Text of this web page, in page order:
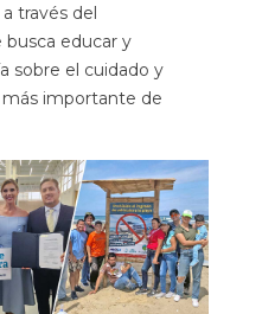
a través del
busca educar y
sobre el cuidado y
importante de